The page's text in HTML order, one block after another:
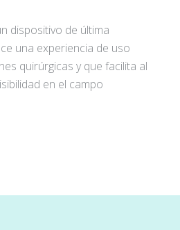
dispositivo de última
una experiencia de uso
quirúrgicas y que facilita al
en el campo